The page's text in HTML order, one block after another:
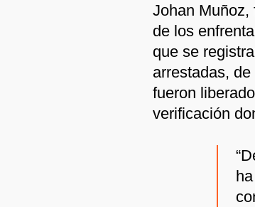
Johan Muñoz,
de los
que se
arrestadas,
fueron
verificación